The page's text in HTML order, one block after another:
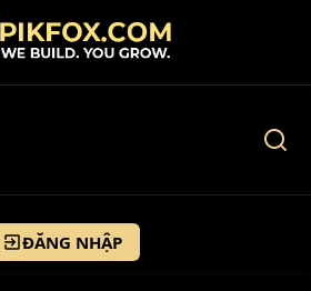
ĐĂNG NHẬP